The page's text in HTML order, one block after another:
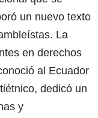
un nuevo texto
La
en derechos
al Ecuador
dedicó un
y